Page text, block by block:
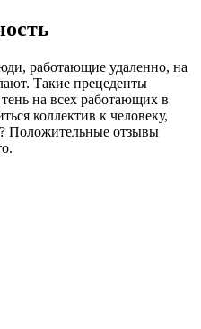
работающие удаленно, на
Такие прецеденты
на всех работающих в
коллектив к человеку,
Положительные отзывы